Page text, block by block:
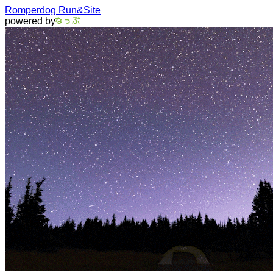
Romperdog Run&Site
powered by